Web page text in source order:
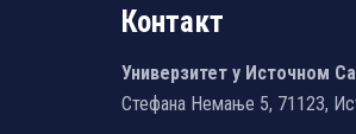
Контакт
Универзитет у Источном
Стефана Немање 5, 71123,